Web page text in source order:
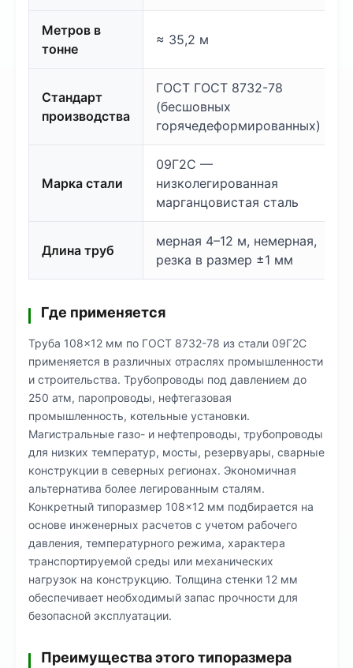
Метров в
тонне
≈ 35,2 м
Стандарт
производства
ГОСТ ГОСТ 8732-78
(бесшовных
горячедеформированных)
Марка стали
09Г2С —
низколегированная
марганцовистая сталь
Длина труб
мерная 4–12 м, немерная,
резка в размер ±1 мм
Где применяется
Труба 108×12 мм по ГОСТ 8732-78 из стали 09Г2С
применяется в различных отраслях промышленности
и строительства. Трубопроводы под давлением до
250 атм, паропроводы, нефтегазовая
промышленность, котельные установки.
Магистральные газо- и нефтепроводы, трубопроводы
для низких температур, мосты, резервуары, сварные
конструкции в северных регионах. Экономичная
альтернатива более легированным сталям.
Конкретный типоразмер 108×12 мм подбирается на
основе инженерных расчетов с учетом рабочего
давления, температурного режима, характера
транспортируемой среды или механических
нагрузок на конструкцию. Толщина стенки 12 мм
обеспечивает необходимый запас прочности для
безопасной эксплуатации.
Преимущества этого типоразмера